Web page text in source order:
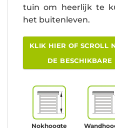
tuin om heerlijk te
het buitenleven.
KLIK HIER OF SCROLL
DE BESCHIKBARE
Nokhoogte